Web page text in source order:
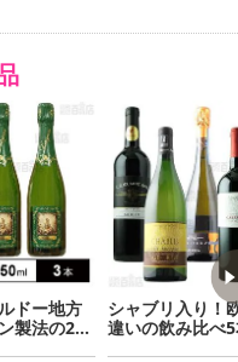
ドー地方
製法の24
ークリング
シャブリ入り！
違いの飲み比べ